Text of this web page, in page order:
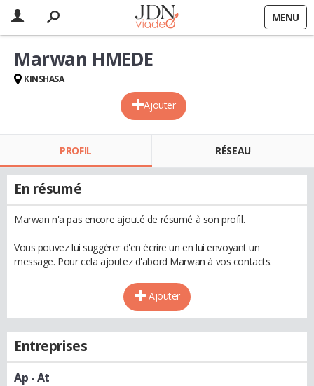
MENU
Ajouter
Marwan HMEDE
KINSHASA
PROFIL RÉSEAU
En résumé
Marwan n'a pas encore ajouté de résumé à son profil.
Vous pouvez lui suggérer d'en écrire un en lui envoyant un
message. Pour cela ajoutez d'abord Marwan à vos contacts.
Ajouter
Entreprises
Ap - At